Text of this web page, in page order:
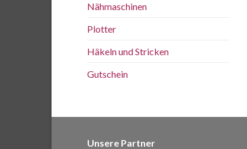
Nähmaschinen
Plotter
Häkeln und Stricken
Gutschein
Unsere Partner